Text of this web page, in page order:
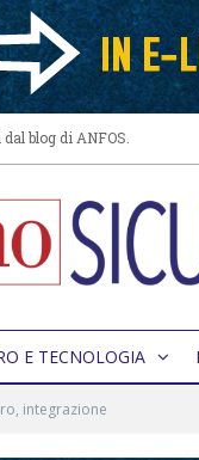
blog di ANFOS.
E TECNOLOGIA
integrazione